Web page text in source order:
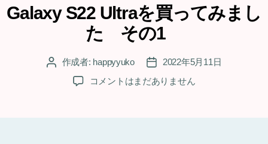
ゴ
リ
ー
Galaxy S22 Ultraを買ってみまし
た その1
投 作成者: happyyuko
投
稿
日
2022年5月11日
Galaxy
コメントはまだありません